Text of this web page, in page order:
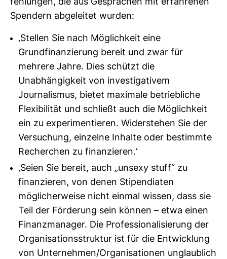
feh­lungen, die aus Gesprä­chen mit erfah­renen
Spen­dern abge­leitet wurden:
‚Stellen Sie nach Möglichkeit eine
Grundfinanzierung bereit und zwar für
mehrere Jahre. Dies schützt die
Unabhängigkeit von investigativem
Journalismus, bietet maximale betriebliche
Flexibilität und schließt auch die Möglichkeit
ein zu experimentieren. Widerstehen Sie der
Versuchung, einzelne Inhalte oder bestimmte
Recherchen zu finanzieren.‘
‚Seien Sie bereit, auch „unsexy stuff“ zu
finanzieren, von denen Stipendiaten
möglicherweise nicht einmal wissen, dass sie
Teil der Förderung sein können – etwa einen
Finanzmanager. Die Professionalisierung der
Organisationsstruktur ist für die Entwicklung
von Unternehmen/Organisationen unglaublich